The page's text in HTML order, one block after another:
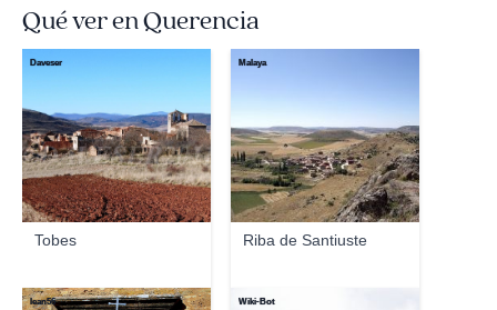
Qué ver en Querencia
Tobes
Daveser
Riba de Santiuste
Malaya
lean56 Wiki-Bot